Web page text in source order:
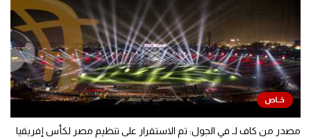
مصدر من كاف لـ في الجول: تم الاستقرار على تنظيم مصر لكأس إفريقيا